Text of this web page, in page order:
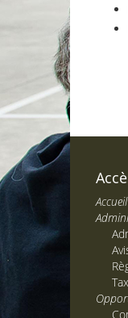
Accueil